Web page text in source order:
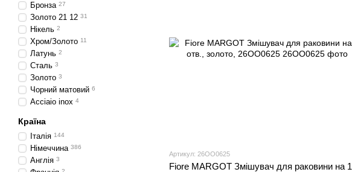
Артикул: 26OO0625
Fiore MARGOT Змішувач для раковини на 1
Бронза 27
Золото 21 12 31
Нікель 2
Хром/Золото 11
Латунь 2
Сталь 3
Золото 3
Чорний матовий 6
Acciaio inox 4
Країна
Італія 144
Німеччина 386
Англія 3